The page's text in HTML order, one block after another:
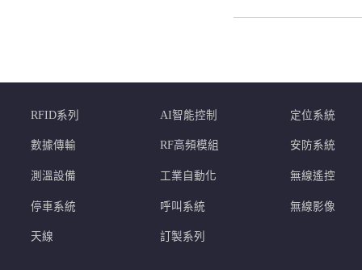
RFID系列 AI智能控制 定位系統
數據傳輸 RF高頻模組 安防系統
測溫設備 工業自動化 無線遙控
停車系統 呼叫系統 無線影像
天線 訂製系列